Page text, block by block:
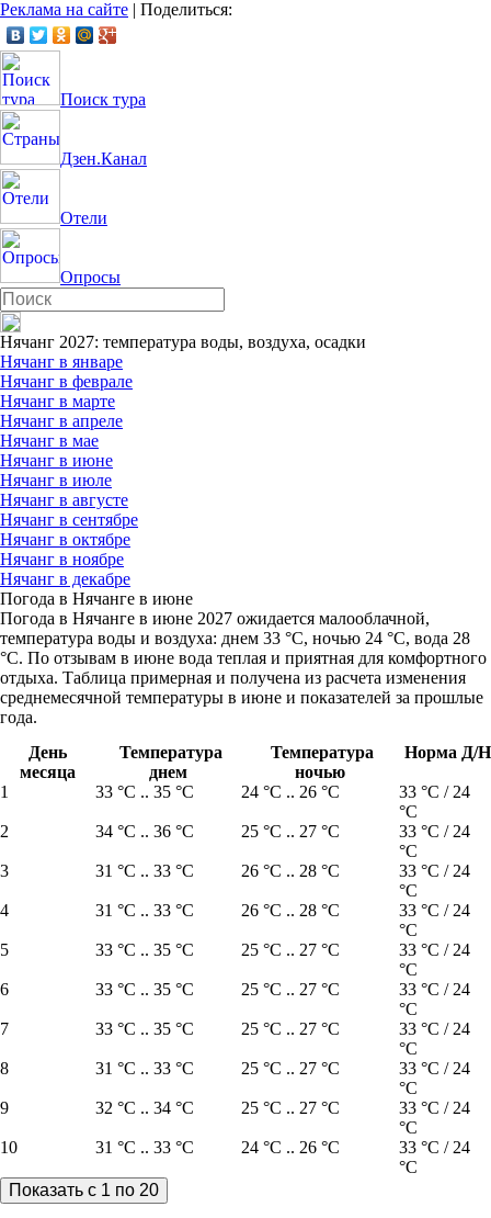
Реклама на сайте | Поделиться:
Поиск тура
Дзен.Канал
Отели
Опросы
Нячанг 2027: температура воды, воздуха, осадки
Нячанг в январе
Нячанг в феврале
Нячанг в марте
Нячанг в апреле
Нячанг в мае
Нячанг в июне
Нячанг в июле
Нячанг в августе
Нячанг в сентябре
Нячанг в октябре
Нячанг в ноябре
Нячанг в декабре
Погода в Нячанге в июне
Погода в Нячанге в июне 2027 ожидается малооблачной,
температура воды и воздуха: днем 33 °C, ночью 24 °C, вода 28
°C. По отзывам в июне вода теплая и приятная для комфортного
отдыха. Таблица примерная и получена из расчета изменения
среднемесячной температуры в июне и показателей за прошлые
года.
День
месяца
Температура
днем
Температура
ночью
Норма Д/Н
1 33 °C .. 35 °C 24 °C .. 26 °C
33 °C / 24
°C
2
34 °C .. 36 °C 25 °C .. 27 °C
33 °C / 24
°C
3
31 °C .. 33 °C 26 °C .. 28 °C
33 °C / 24
°C
4
31 °C .. 33 °C 26 °C .. 28 °C
33 °C / 24
°C
5
33 °C .. 35 °C 25 °C .. 27 °C
33 °C / 24
°C
6
33 °C .. 35 °C 25 °C .. 27 °C
33 °C / 24
°C
7
33 °C .. 35 °C 25 °C .. 27 °C
33 °C / 24
°C
8
31 °C .. 33 °C 25 °C .. 27 °C
33 °C / 24
°C
9
32 °C .. 34 °C 25 °C .. 27 °C
33 °C / 24
°C
10
31 °C .. 33 °C 24 °C .. 26 °C
33 °C / 24
°C